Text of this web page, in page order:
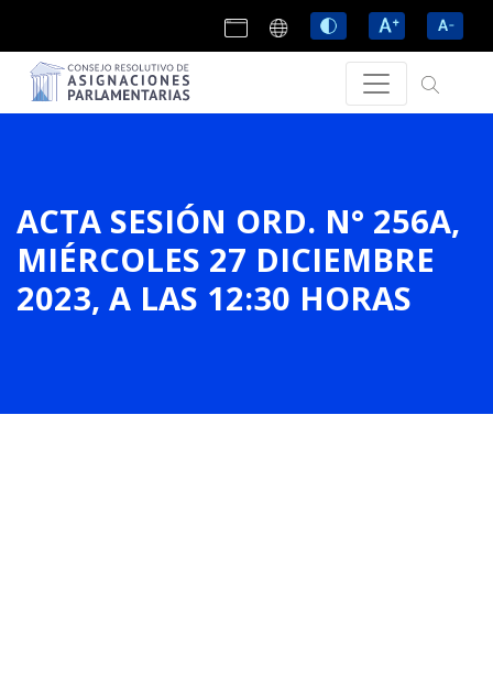
ACTA SESIÓN ORD. N° 256A,
MIÉRCOLES 27 DICIEMBRE
2023, A LAS 12:30 HORAS